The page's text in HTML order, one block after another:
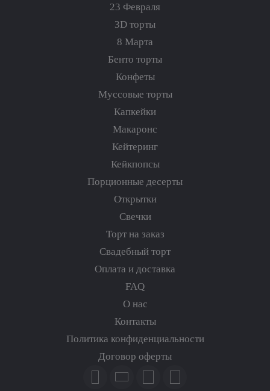
23 Февраля
3D торты
8 Марта
Бенто торты
Конфеты
Муссовые торты
Капкейки
Макаронс
Кейтеринг
Кейкпопсы
Порционные десерты
Открытки
Свечки
Торт на заказ
Свадебный торт
Оплата и доставка
FAQ
О нас
Контакты
Политика конфиденциальности
Договор оферты